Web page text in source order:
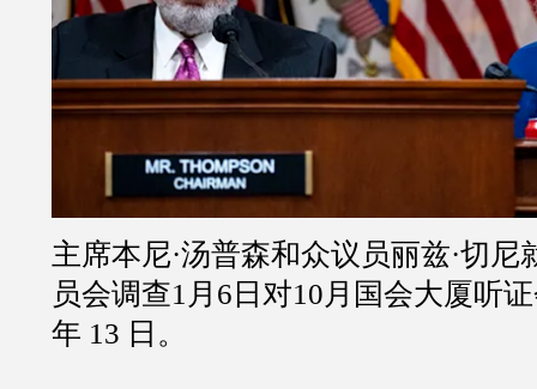
主席本尼·汤普森和众议员丽兹·切尼
员会调查1月6日对10月国会大厦听
年 13 日。